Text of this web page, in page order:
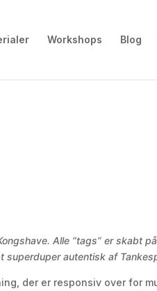
Workshops Blog
Alle “tags” er skabt
autentisk af
der er responsiv over for